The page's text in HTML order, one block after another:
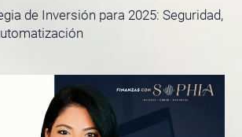
de Inversión para 2025: Seguridad,